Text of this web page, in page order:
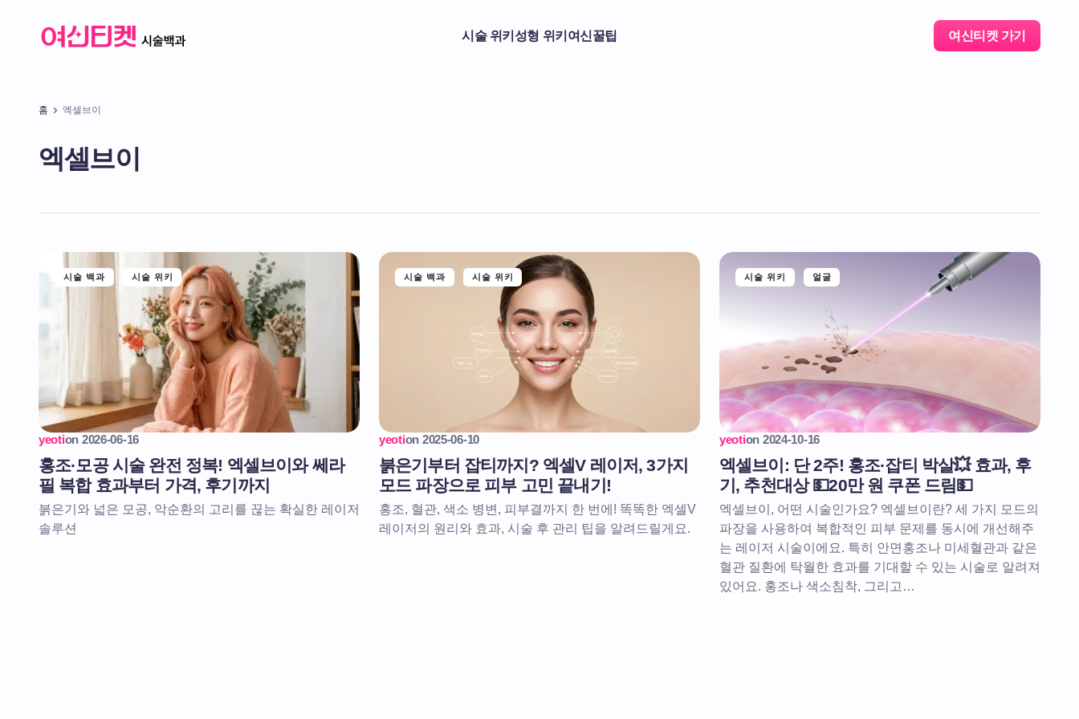
시술 위키 성형 위키 여신꿀팁 여신티켓 가기
홈 엑셀브이
엑셀브이
시술 백과 시술 위키
yeotion 2026-06-16
홍조·모공 시술 완전 정복! 엑셀브이와 쎄라
필 복합 효과부터 가격, 후기까지
붉은기와 넓은 모공, 악순환의 고리를 끊는 확실한 레이저
솔루션
시술 백과 시술 위키
yeotion 2025-06-10
붉은기부터 잡티까지? 엑셀V 레이저, 3가지
모드 파장으로 피부 고민 끝내기!
홍조, 혈관, 색소 병변, 피부결까지 한 번에! 똑똑한 엑셀V
레이저의 원리와 효과, 시술 후 관리 팁을 알려드릴게요.
시술 위키 얼굴
yeotion 2024-10-16
엑셀브이: 단 2주! 홍조·잡티 박살💥 효과, 후
기, 추천대상 💵20만 원 쿠폰 드림💵
엑셀브이, 어떤 시술인가요? 엑셀브이란? 세 가지 모드의
파장을 사용하여 복합적인 피부 문제를 동시에 개선해주
는 레이저 시술이에요. 특히 안면홍조나 미세혈관과 같은
혈관 질환에 탁월한 효과를 기대할 수 있는 시술로 알려져
있어요. 홍조나 색소침착, 그리고…